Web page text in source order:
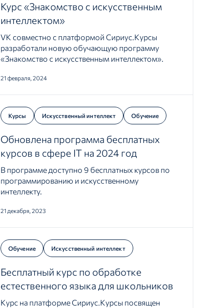
Курс «Знакомство с искусственным
интеллектом»
VK совместно с платформой Сириус.Курсы
разработали новую обучающую программу
«Знакомство с искусственным интеллектом».
21 февраля, 2024
Курсы Искусственный интеллект Обучение
Обновлена программа бесплатных
курсов в сфере IT на 2024 год
В программе доступно 9 бесплатных курсов по
программированию и искусственному
интеллекту.
21 декабря, 2023
Обучение Искусственный интеллект
Бесплатный курс по обработке
естественного языка для школьников
Курс на платформе Сириус.Курсы посвящен